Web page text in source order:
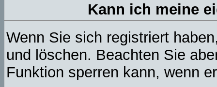
Kann ich meine
Wenn Sie sich registriert
und löschen. Beachten Sie
Funktion sperren kann, wenn